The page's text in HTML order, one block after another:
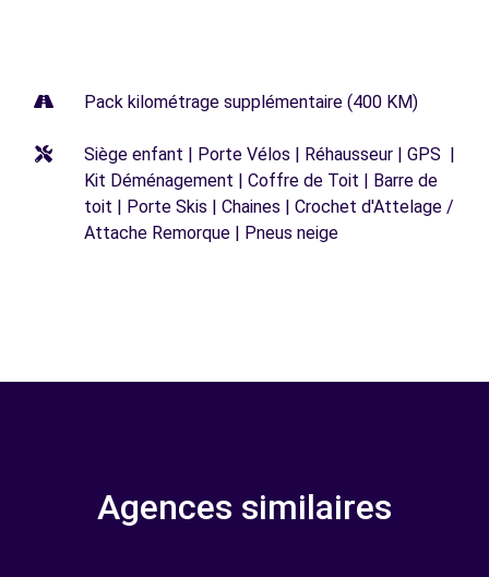
Pack kilométrage supplémentaire (400 KM)
Siège enfant | Porte Vélos | Réhausseur | GPS |
Kit Déménagement | Coffre de Toit | Barre de
toit | Porte Skis | Chaines | Crochet d'Attelage /
Attache Remorque | Pneus neige
Agences similaires